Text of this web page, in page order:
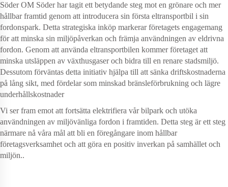
Söder OM Söder har tagit ett betydande steg mot en grönare och mer
hållbar framtid genom att introducera sin första eltransportbil i sin
fordonspark. Detta strategiska inköp markerar företagets engagemang
för att minska sin miljöpåverkan och främja användningen av eldrivna
fordon. Genom att använda eltransportbilen kommer företaget att
minska utsläppen av växthusgaser och bidra till en renare stadsmiljö.
Dessutom förväntas detta initiativ hjälpa till att sänka driftskostnaderna
på lång sikt, med fördelar som minskad bränsleförbrukning och lägre
underhållskostnader
Vi ser fram emot att fortsätta elektrifiera vår bilpark och utöka
användningen av miljövänliga fordon i framtiden. Detta steg är ett steg
närmare nå våra mål att bli en föregångare inom hållbar
företagsverksamhet och att göra en positiv inverkan på samhället och
miljön..